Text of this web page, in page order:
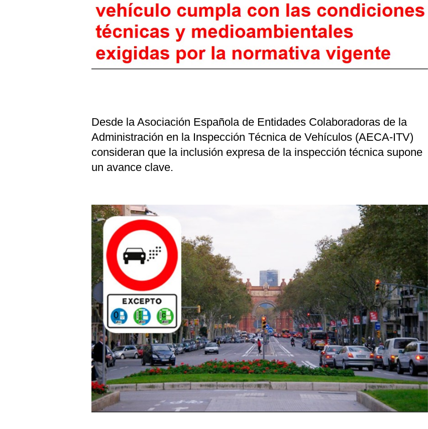
Desde la Asociación Española de Entidades Colaboradoras de la
Administración en la Inspección Técnica de Vehículos (AECA-ITV)
consideran que la inclusión expresa de la inspección técnica supone
un avance clave.